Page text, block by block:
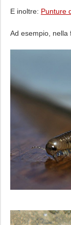
E inoltre: Punture
Ad esempio, nella